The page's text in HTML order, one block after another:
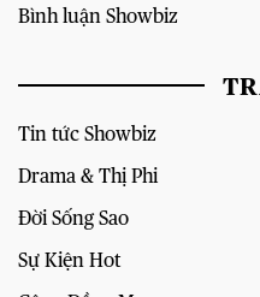
Bình luận Showbiz
Tin tức Showbiz
Drama & Thị Phi
Đời Sống Sao
Sự Kiện Hot